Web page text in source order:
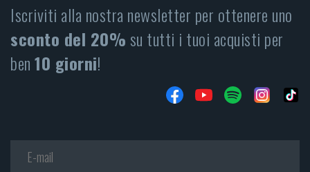
Iscriviti alla nostra newsletter per ottenere uno
sconto del 20%su tutti i tuoi acquisti per
ben10 giorni!